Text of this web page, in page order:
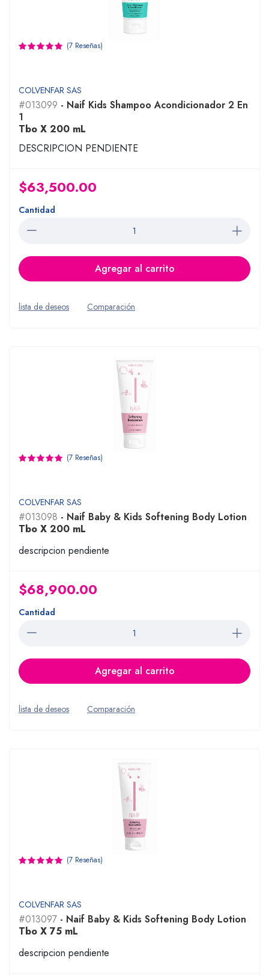
(7 Reseñas)
COLVENFAR SAS
#013099 - Naif Kids Shampoo Acondicionador 2 En
1
Tbo X 200 mL
DESCRIPCION PENDIENTE
$63,500.00
Cantidad
Agregar al carrito
lista de deseos Comparación
(7 Reseñas)
COLVENFAR SAS
#013098 - Naif Baby & Kids Softening Body Lotion
Tbo X 200 mL
descripcion pendiente
$68,900.00
Cantidad
Agregar al carrito
lista de deseos Comparación
(7 Reseñas)
COLVENFAR SAS
#013097 - Naif Baby & Kids Softening Body Lotion
Tbo X 75 mL
descripcion pendiente